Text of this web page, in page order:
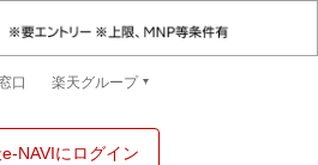
口 楽天グループ
NAVIにログイン